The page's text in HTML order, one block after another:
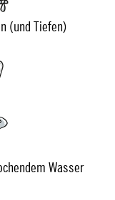
(und Tiefen)
Wasser